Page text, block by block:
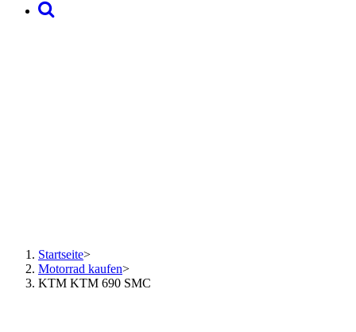
Startseite>
Motorrad kaufen>
KTM KTM 690 SMC